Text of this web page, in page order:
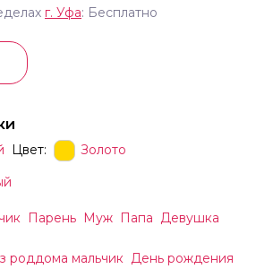
г. Уфа: Бесплатно
Цвет:
Золото
Парень Муж Папа Девушка
роддома мальчик День рождения